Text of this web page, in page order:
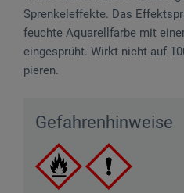
Sprenkel­effekte. Das
feuchte Aquarellfarbe mit
eingesprüht. Wirkt nicht auf
pieren.
Gefahrenhinweise